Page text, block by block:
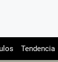
Tendencia